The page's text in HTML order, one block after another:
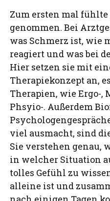
Zum ersten mal
genommen. Bei
was Schmerz ist, wie
reagiert und was bei
Hier setzen sie mit
Therapiekonzept an,
Therapien, wie Ergo-,
Phsyio-. Außerdem
viel ausmacht, sind
Sie verstehen genau,
in welcher Situation
tolles Gefühl zu
alleine ist und